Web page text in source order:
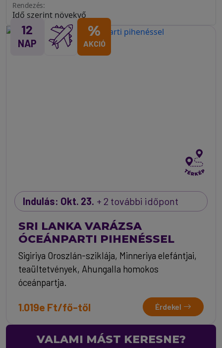
Rendezés:
12
NAP
%
AKCIÓ
Indulás: Okt. 23. + 2 további időpont
SRI LANKA VARÁZSA
ÓCEÁNPARTI PIHENÉSSEL
Sigiriya Oroszlán-sziklája, Minneriya elefántjai,
teaültetvények, Ahungalla homokos
óceánpartja.
1.019e Ft/fő-től Érdekel
VALAMI MÁST KERESNE?